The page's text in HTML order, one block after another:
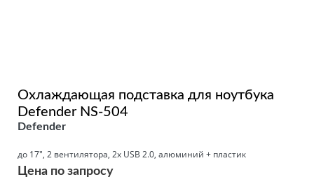
Охлаждающая подставка для ноутбука
Defender NS-504
Defender
до 17", 2 вентилятора, 2x USB 2.0, алюминий + пластик
Цена по запросу